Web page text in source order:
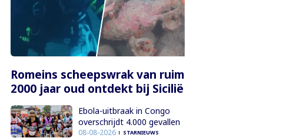
Romeins scheepswrak van ruim
2000 jaar oud ontdekt bij Sicilië
Ebola-uitbraak in Congo
overschrijdt 4.000 gevallen
08-08-2026 STARNIEUWS